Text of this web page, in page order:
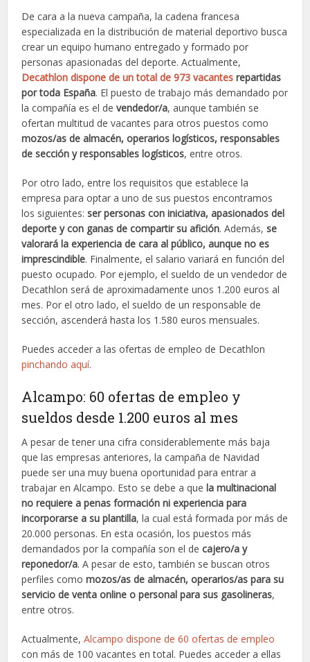
De cara a la nueva campaña, la cadena francesa
especializada en la distribución de material deportivo busca
crear un equipo humano entregado y formado por
personas apasionadas del deporte. Actualmente,
Decathlon dispone de un total de 973 vacantes repartidas
por toda España. El puesto de trabajo más demandado por
la compañía es el de vendedor/a, aunque también se
ofertan multitud de vacantes para otros puestos como
mozos/as de almacén, operarios logísticos, responsables
de sección y responsables logísticos, entre otros.
Por otro lado, entre los requisitos que establece la
empresa para optar a uno de sus puestos encontramos
los siguientes:ser personas con iniciativa, apasionados del
deporte y con ganas de compartir su afición. Además, se
valorará la experiencia de cara al público, aunque no es
imprescindible. Finalmente, el salario variará en función del
puesto ocupado. Por ejemplo, el sueldo de un vendedor de
Decathlon será de aproximadamente unos 1.200 euros al
mes. Por el otro lado, el sueldo de un responsable de
sección, ascenderá hasta los 1.580 euros mensuales.
Puedes acceder a las ofertas de empleo de Decathlon
pinchando aquí.
Alcampo: 60 ofertas de empleo y
sueldos desde 1.200 euros al mes
A pesar de tener una cifra considerablemente más baja
que las empresas anteriores, la campaña de Navidad
puede ser una muy buena oportunidad para entrar a
trabajar en Alcampo. Esto se debe a que la multinacional
no requiere a penas formación ni experiencia para
incorporarse a su plantilla, la cual está formada por más de
20.000 personas. En esta ocasión, los puestos más
demandados por la compañía son el decajero/a y
reponedor/a. A pesar de esto, también se buscan otros
perfiles comomozos/as de almacén, operarios/as para su
servicio de venta online o personal para sus gasolineras,
entre otros.
Actualmente,Alcampo dispone de 60 ofertas de empleo
con más de 100 vacantes en total. Puedes acceder a ellas